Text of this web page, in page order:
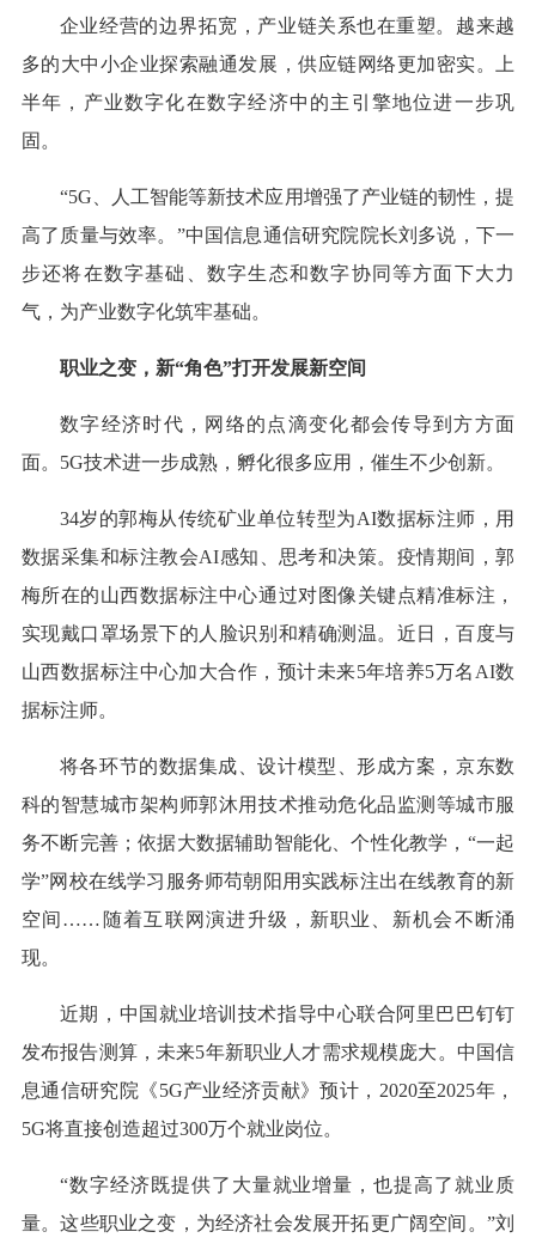
企业经营的边界拓宽，产业链关系也在重塑。越来越
多的大中小企业探索融通发展，供应链网络更加密实。上
半年，产业数字化在数字经济中的主引擎地位进一步巩
固。
“5G、人工智能等新技术应用增强了产业链的韧性，提
高了质量与效率。”中国信息通信研究院院长刘多说，下一
步还将在数字基础、数字生态和数字协同等方面下大力
气，为产业数字化筑牢基础。
职业之变，新“角色”打开发展新空间
数字经济时代，网络的点滴变化都会传导到方方面
面。5G技术进一步成熟，孵化很多应用，催生不少创新。
34岁的郭梅从传统矿业单位转型为AI数据标注师，用
数据采集和标注教会AI感知、思考和决策。疫情期间，郭
梅所在的山西数据标注中心通过对图像关键点精准标注，
实现戴口罩场景下的人脸识别和精确测温。近日，百度与
山西数据标注中心加大合作，预计未来5年培养5万名AI数
据标注师。
将各环节的数据集成、设计模型、形成方案，京东数
科的智慧城市架构师郭沐用技术推动危化品监测等城市服
务不断完善；依据大数据辅助智能化、个性化教学，“一起
学”网校在线学习服务师苟朝阳用实践标注出在线教育的新
空间……随着互联网演进升级，新职业、新机会不断涌
现。
近期，中国就业培训技术指导中心联合阿里巴巴钉钉
发布报告测算，未来5年新职业人才需求规模庞大。中国信
息通信研究院《5G产业经济贡献》预计，2020至2025年，
5G将直接创造超过300万个就业岗位。
“数字经济既提供了大量就业增量，也提高了就业质
量。这些职业之变，为经济社会发展开拓更广阔空间。”刘